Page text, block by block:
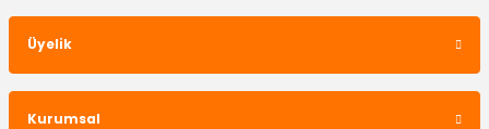
Üyelik
Kurumsal